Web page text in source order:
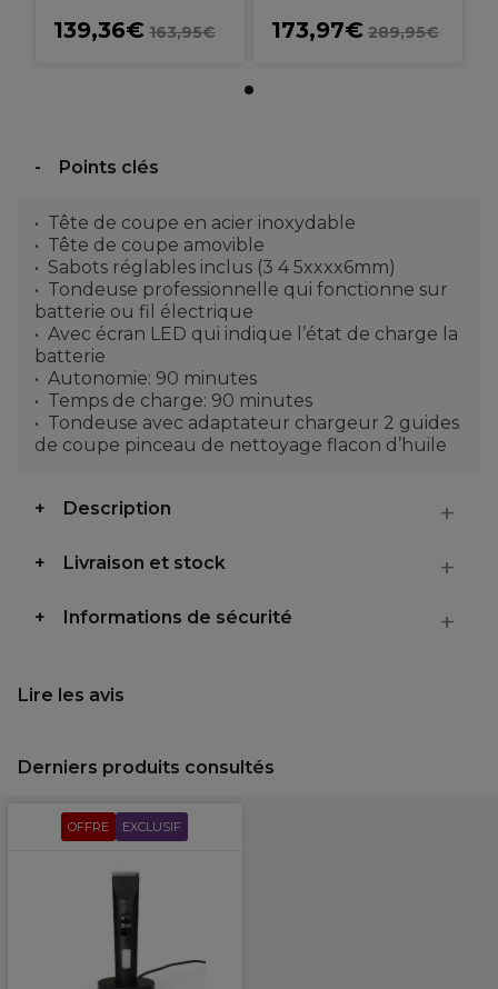
139,36€ 163,95€ 173,97€ 289,95€
Points clés
Tête de coupe en acier inoxydable
Tête de coupe amovible
Sabots réglables inclus (3 4 5xxxx6mm)
Tondeuse professionnelle qui fonctionne sur
batterie ou fil électrique
Avec écran LED qui indique l’état de charge la
batterie
Autonomie: 90 minutes
Temps de charge: 90 minutes
Tondeuse avec adaptateur chargeur 2 guides
de coupe pinceau de nettoyage flacon d’huile
Description
Livraison et stock
Informations de sécurité
Lire les avis
Derniers produits consultés
OFFRE EXCLUSIF